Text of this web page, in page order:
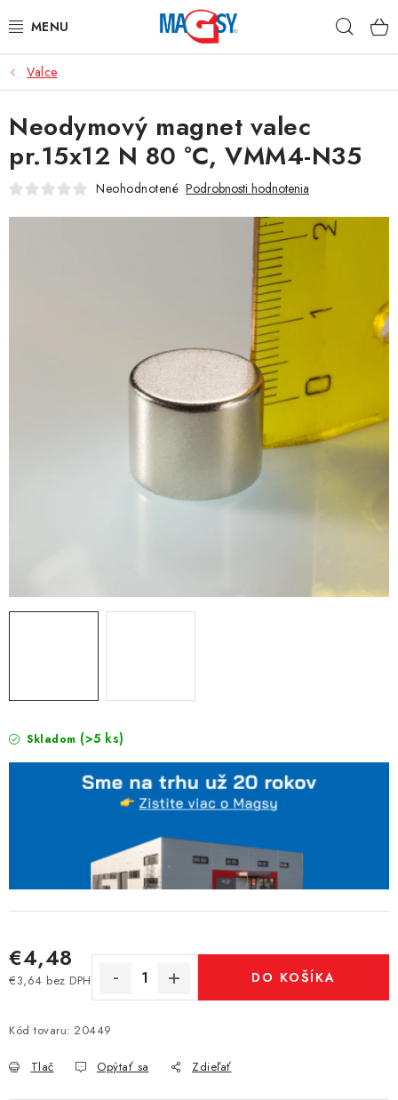
na
HLAVNÉ KATEGÓRIE
MAGNETICKÉ POMÔCKY
PRIEMYSELNÉ MAGNETY
OSTATNÉ MAGNETY
Ochrana osobných údajov
Valce
Skladom (>5 ks)
€4,48
€3,64 bez DPH
Jednotková cena:
DO KOŠÍKA
Kód tovaru: 20449
Tlač Opýtať sa Zdieľať
Neodymový magnet valec
pr.15x12 N 80 °C, VMM4-N35
Neohodnotené Podrobnosti hodnotenia